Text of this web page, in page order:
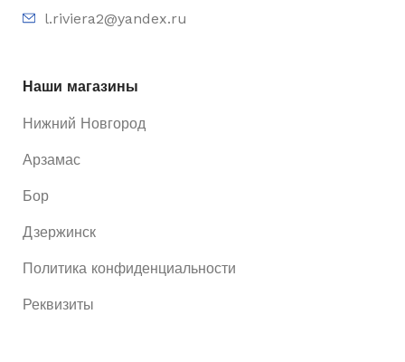
l.riviera2@yandex.ru
Наши магазины
Нижний Новгород
Арзамас
Бор
Дзержинск
Политика конфиденциальности
Реквизиты